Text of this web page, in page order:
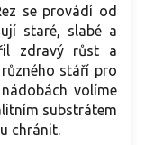
se provádí od
staré, slabé a
zdravý růst a
stáří pro
volíme
substrátem
chránit.